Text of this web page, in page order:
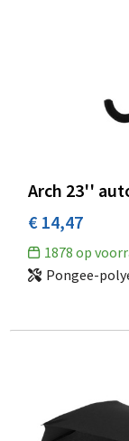
Arch 23''
€ 14,47
1878 op
Pongee-